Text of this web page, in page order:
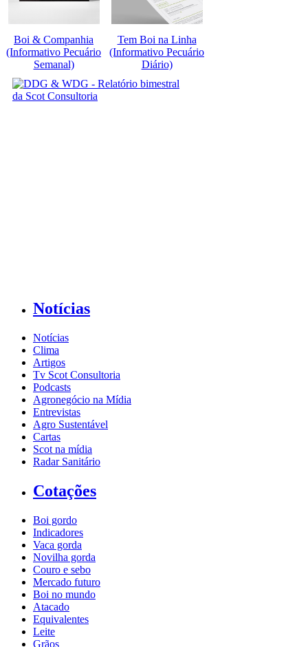
Boi & Companhia
(Informativo Pecuário
Semanal)
Tem Boi na Linha
(Informativo Pecuário
Diário)
Notícias
Notícias
Clima
Artigos
Tv Scot Consultoria
Podcasts
Agronegócio na Mídia
Entrevistas
Agro Sustentável
Cartas
Scot na mídia
Radar Sanitário
Cotações
Boi gordo
Indicadores
Vaca gorda
Novilha gorda
Couro e sebo
Mercado futuro
Boi no mundo
Atacado
Equivalentes
Leite
Grãos